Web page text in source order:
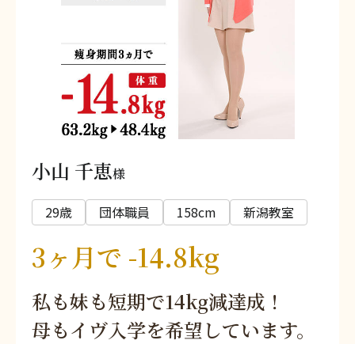
小山 千恵様
29歳 団体職員 158cm 新潟教室
3ヶ月で -14.8kg
私も妹も短期で14kg減達成！
母もイヴ入学を希望しています。